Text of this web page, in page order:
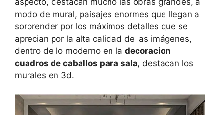
aspecto, destacan mucho las obras grandes, a
modo de mural, paisajes enormes que llegan a
sorprender por los máximos detalles que se
aprecian por la alta calidad de las imágenes,
dentro de lo moderno en la decoracion
cuadros de caballos para sala, destacan los
murales en 3d.